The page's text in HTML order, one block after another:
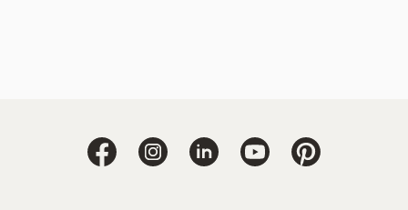
Jacobi Dachziegel
Jacobi Dachziegel auf Facebook
Jacobi Dachziegel auf Instagram
Jacobi Dachziegel auf
Jacobi Dachziegel
Jacobi